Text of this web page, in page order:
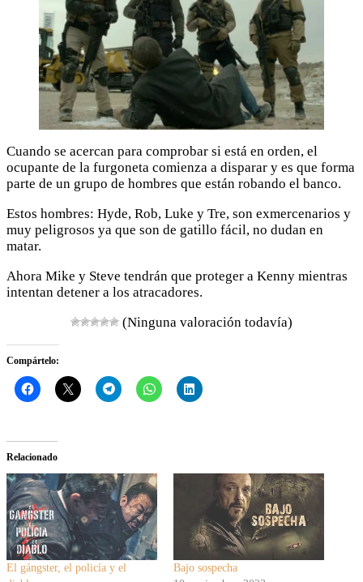
Cuando se acercan para comprobar si está en orden, el
ocupante de la furgoneta comienza a disparar y es que forma
parte de un grupo de hombres que están robando el banco.
Estos hombres: Hyde, Rob, Luke y Tre, son exmercenarios y
muy peligrosos ya que son de gatillo fácil, no dudan en
matar.
Ahora Mike y Steve tendrán que proteger a Kenny mientras
intentan detener a los atracadores.
(Ninguna valoración todavía)
Compártelo:
Relacionado
El gángster, el policía y el
Bajo sospecha